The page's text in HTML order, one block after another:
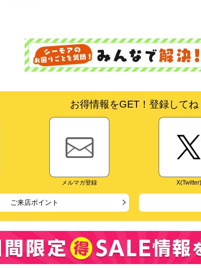
お得情報をGET！登録してね
メルマガ登録 X(Twitter)
ご来店ポイント